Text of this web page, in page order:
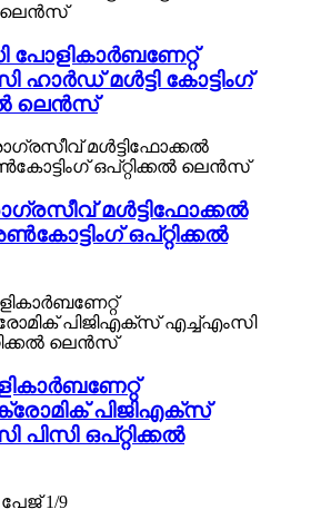
പോളികാർബണേറ്റ്
ഹാർഡ് മൾട്ടി കോട്ടിംഗ്
ലെൻസ്
മൾട്ടിഫോക്കൽ
ഒപ്റ്റിക്കൽ
പിജിഎക്സ്
പിസി ഒപ്റ്റിക്കൽ
പേജ് 1/9